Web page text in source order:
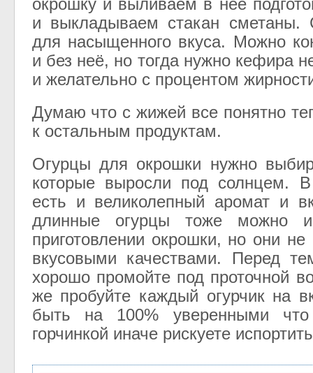
окрошку и выливаем в неё
и выкладываем стакан сметаны.
для насыщенного вкуса. Можно
и без неё, но тогда нужно кефира
и желательно с процентом
Думаю что с жижей все понятно
к остальным продуктам.
Огурцы для окрошки нужно
которые выросли под солнцем. В
есть и великолепный аромат и
длинные огурцы тоже можно
приготовлении окрошки, но они
вкусовыми качествами. Перед
хорошо промойте под проточной
же пробуйте каждый огурчик на
быть на 100% уверенными
горчинкой иначе рискуете